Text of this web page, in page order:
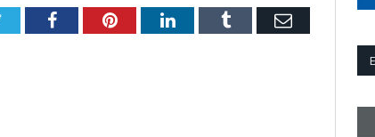
TwitterFacebookPinterestLinkedInTumblr Email